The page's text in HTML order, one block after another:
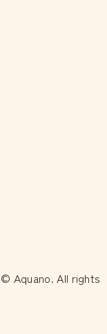
© Aquano. All rights